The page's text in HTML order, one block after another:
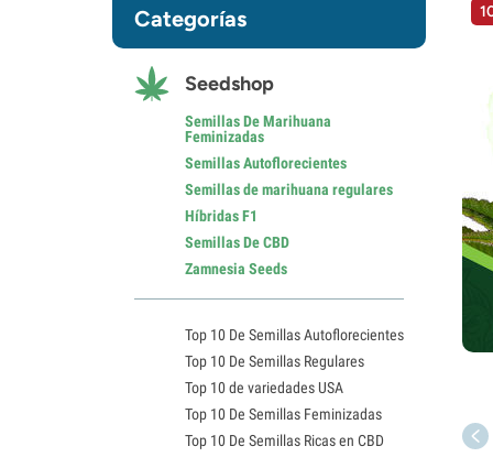
Categorías
Seedshop
Semillas De Marihuana
Feminizadas
Semillas Autoflorecientes
Semillas de marihuana regulares
Híbridas F1
Semillas De CBD
Zamnesia Seeds
Top 10 De Semillas Autoflorecientes
Top 10 De Semillas Regulares
Top 10 de variedades USA
Top 10 De Semillas Feminizadas
Top 10 De Semillas Ricas en CBD